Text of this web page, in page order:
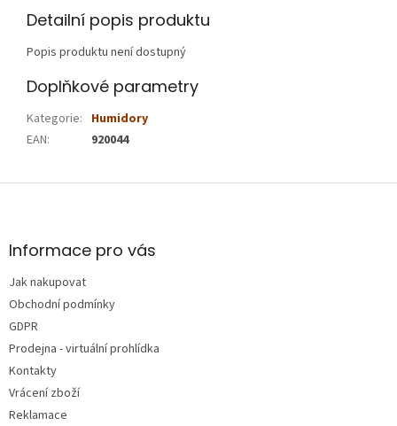
Detailní popis produktu
Popis produktu není dostupný
Doplňkové parametry
Kategorie: Humidory
EAN: 920044
Z
aInformace pro vás
Jak nakupovat
Obchodní podmínky
GDPR
Prodejna - virtuální prohlídka
Kontakty
Vrácení zboží
Reklamace